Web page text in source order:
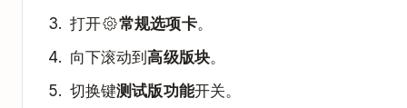
打开
常规选项卡。
向下滚动到高级版块。
切换键测试版功能开关。